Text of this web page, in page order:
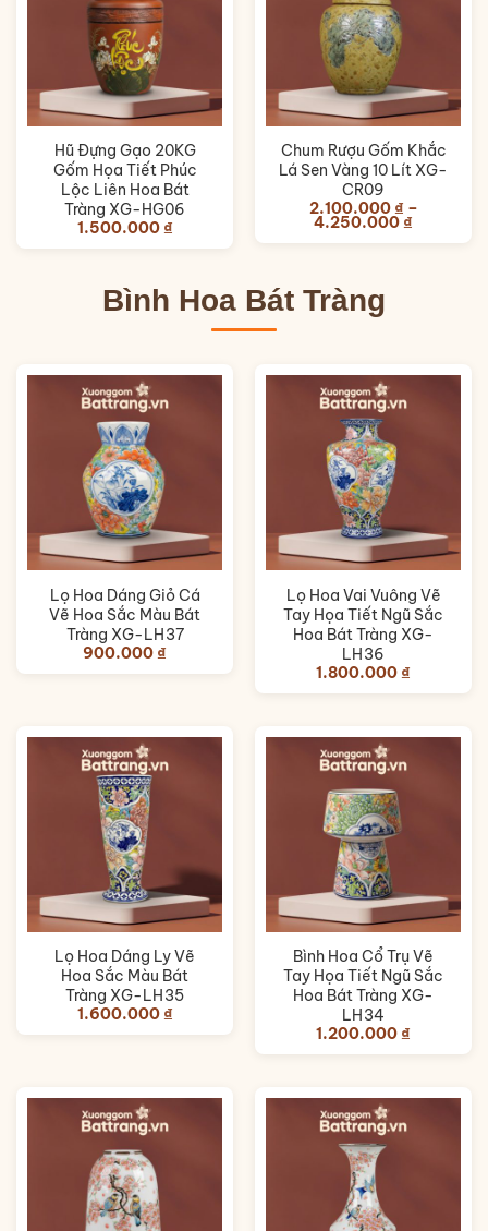
Hũ Đựng Gạo 20KG
Gốm Họa Tiết Phúc
Lộc Liên Hoa Bát
Tràng XG-HG06
1.500.000₫
Chum Rượu Gốm Khắc
Lá Sen Vàng 10 Lít XG-
CR09
2.100.000₫ –
4.250.000₫Khoảng
Bình Hoa Bát Tràng
Lọ Hoa Dáng Giỏ Cá
Vẽ Hoa Sắc Màu Bát
Tràng XG-LH37
900.000₫
Lọ Hoa Vai Vuông Vẽ
Tay Họa Tiết Ngũ Sắc
Hoa Bát Tràng XG-
LH36
1.800.000₫
Lọ Hoa Dáng Ly Vẽ
Hoa Sắc Màu Bát
Tràng XG-LH35
1.600.000₫
Bình Hoa Cổ Trụ Vẽ
Tay Họa Tiết Ngũ Sắc
Hoa Bát Tràng XG-
LH34
1.200.000₫